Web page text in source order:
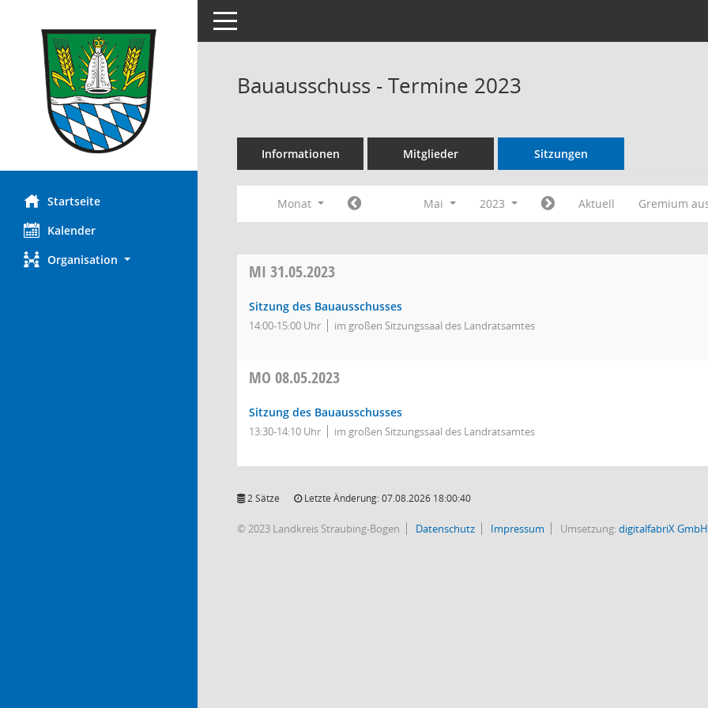
Startseite
Kalender
Organisation
Toggle navigation
Bauausschuss - Termine 2023
Informationen Mitglieder Sitzungen
Monat Mai 2023 Aktuell Gremium
MI 31.05.2023
Sitzung des Bauausschusses
14:00-15:00 Uhr im großen Sitzungssaal des Landratsamtes
MO 08.05.2023
Sitzung des Bauausschusses
13:30-14:10 Uhr im großen Sitzungssaal des Landratsamtes
2 Sätze Letzte Änderung: 07.08.2026 18:00:40
© 2023 Landkreis Straubing-Bogen Datenschutz Impressum Umsetzung:digitalfabriX GmbH